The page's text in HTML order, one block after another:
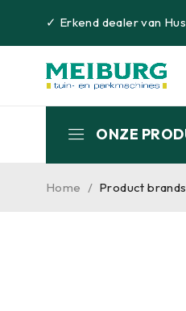
✓ Erkend dealer van
ONZE
Home / Product brands